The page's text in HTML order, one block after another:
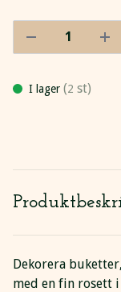
I lager (2 st)
Dekorera
med en fin rosett